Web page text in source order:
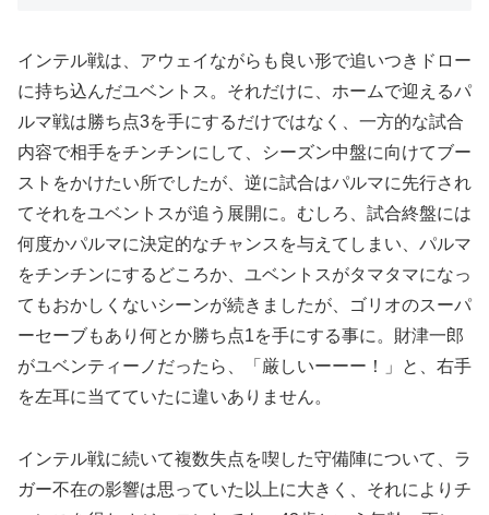
インテル戦は、アウェイながらも良い形で追いつきドロー
に持ち込んだユベントス。それだけに、ホームで迎えるパ
ルマ戦は勝ち点3を手にするだけではなく、一方的な試合
内容で相手をチンチンにして、シーズン中盤に向けてブー
ストをかけたい所でしたが、逆に試合はパルマに先行され
てそれをユベントスが追う展開に。むしろ、試合終盤には
何度かパルマに決定的なチャンスを与えてしまい、パルマ
をチンチンにするどころか、ユベントスがタマタマになっ
てもおかしくないシーンが続きましたが、ゴリオのスーパ
ーセーブもあり何とか勝ち点1を手にする事に。財津一郎
がユベンティーノだったら、「厳しいーーー！」と、右手
を左耳に当てていたに違いありません。
インテル戦に続いて複数失点を喫した守備陣について、ラ
ガー不在の影響は思っていた以上に大きく、それによりチ